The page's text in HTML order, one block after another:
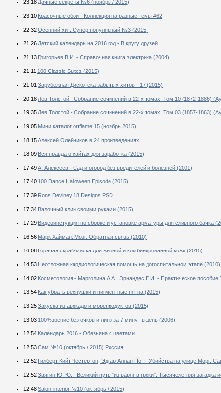
23:18 Дачные секреты №6 (ноябрь / 2015)
23:10 Красочные обои - Коллекция на разные темы #62
22:32 Осенний хит. Супер популярный №3 (2015)
21:26 Детский календарь на 2016 год - В кругу друзей
21:13 Григорьев В.И. - Справочная книга электрика (2004)
21:11 100 Classic Suites (2015)
21:01 Зарубежная Дискотека забытых хитов - 17 (2015)
20:18 Лев Толстой - Собрание сочинений в 22-х томах. Том 10 (1872-1886)
19:35 Лев Толстой - Собрание сочинений в 22-х томах. Том 03 (1857-1863)
19:05 Мини каталог orıflame 15 (ноябрь 2015)
18:15 Алексей Олейников в 24 произведениях
18:09 Вся правда о сайтах для заработка (2015)
17:49 А. Алексеев - Сад и огород без вредителей и болезней (2001)
17:40 100 Dance Halloween Episode (2015)
17:39 Rons Deviney 18 Designs PSD
17:34 Валочный клин своими руками (2015)
17:29 Видеоинстукция по сборке и установке арматуры для сливного бачка
16:56 Марк Хайман. Мозг. Обратная связь (2010)
16:08 Горячая скраб-маска для жирной и комбинированной кожи (2015)
14:53 Неотложная кардиологическая помощь на догоспитальном этапе (2010)
14:02 Косметология - Марголина А.А., Эрнандес Е.И. - Практическое пособие
13:54 Как убрать веснушки и пигментные пятна (2015)
13:25 Закуска из авокадо и морепродуктов (2015)
13:03 100%зрение без очков и линз за 7 минут в день (2006)
12:54 Календарь 2016 - Обезьяна с цветами
12:53 Сам №10 (октябрь / 2015) Россия
12:52 Гилберт Кийт Честертон, Эдгар Аллан По - Убийства на улице Морг.
12:52 Звягин Ю. Ю. - Великий путь "из варяг в греки". Тысячелетняя загадка
12:48 Salon-interior №10 (октябрь / 2015)